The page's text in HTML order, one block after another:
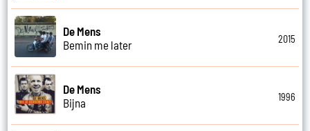
De Mens
Bemin me later
2015
De Mens
Bijna
1996